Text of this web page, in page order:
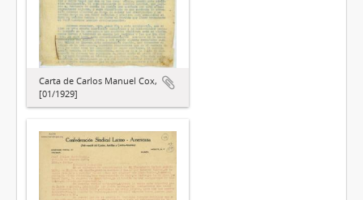
Carta de Carlos Manuel Cox,
[01/1929]